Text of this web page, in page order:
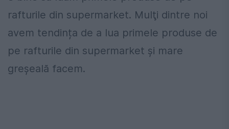
rafturile din supermarket. Mulţi dintre noi
avem tendința de a lua primele produse de
pe rafturile din supermarket şi mare
greșeală facem.